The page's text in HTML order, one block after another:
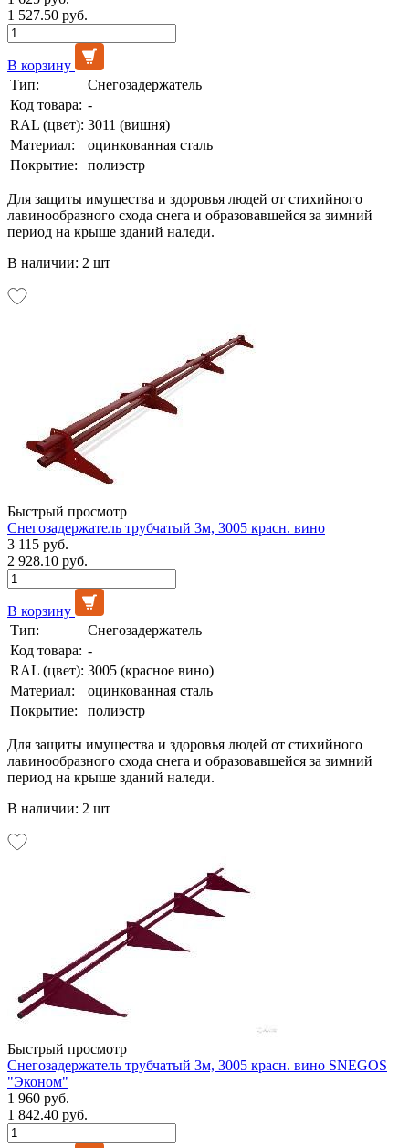
1 527.50 руб.
В корзину
Тип:
Снегозадержатель
Код товара: -
RAL (цвет): 3011 (вишня)
Материал:
оцинкованная сталь
Покрытие:
полиэстр
Для защиты имущества и здоровья людей от стихийного
лавинообразного схода снега и образовавшейся за зимний
период на крыше зданий наледи.
В наличии: 2 шт
Быстрый просмотр
Снегозадержатель трубчатый 3м, 3005 красн. вино
3 115 руб.
2 928.10 руб.
В корзину
Тип:
Снегозадержатель
Код товара: -
RAL (цвет): 3005 (красное вино)
Материал:
оцинкованная сталь
Покрытие:
полиэстр
Для защиты имущества и здоровья людей от стихийного
лавинообразного схода снега и образовавшейся за зимний
период на крыше зданий наледи.
В наличии: 2 шт
Быстрый просмотр
Снегозадержатель трубчатый 3м, 3005 красн. вино SNEGOS
"Эконом"
1 960 руб.
1 842.40 руб.